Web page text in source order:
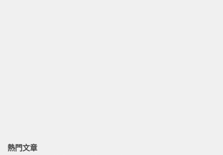
熱門文章